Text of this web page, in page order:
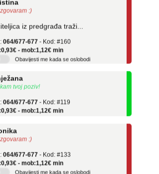
:)
- mob:1,12€ min
Obavijesti me kada se oslobodi
tvoj poziv!
- mob:1,12€ min
:)
- mob:1,12€ min
Obavijesti me kada se oslobodi